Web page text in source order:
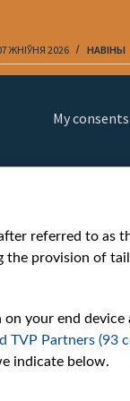
ЖНІЎНЯ 2026 НАВІНЫ
My consents
referred to as
the provision of
your end device
TVP Partners (93
indicate below.